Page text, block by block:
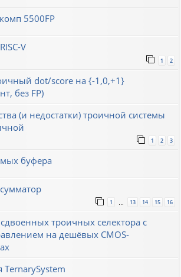
5500FP
V
1 2
dot/score на {-1,0,+1}
без FP)
(и недостатки) троичной системы
1 2 3
буфера
1 13 14 15 16
троичных селектора с
на дешёвых CMOS-
TernarySystem